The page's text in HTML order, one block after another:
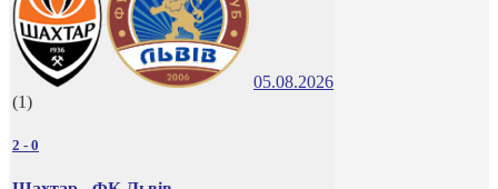
05.08.2026
(1)
2 - 0